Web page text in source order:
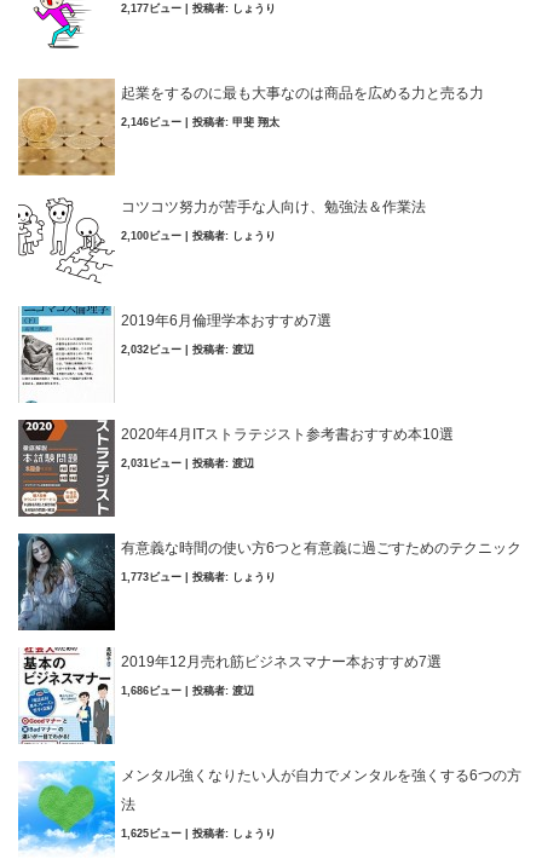
2,177ビュー 投稿者: しょうり
起業をするのに最も大事なのは商品を広める力と売る力
2,146ビュー 投稿者: 甲斐 翔太
コツコツ努力が苦手な人向け、勉強法＆作業法
2,100ビュー 投稿者: しょうり
2019年6月倫理学本おすすめ7選
2,032ビュー 投稿者: 渡辺
2020年4月ITストラテジスト参考書おすすめ本10選
2,031ビュー 投稿者: 渡辺
有意義な時間の使い方6つと有意義に過ごすためのテクニック
1,773ビュー 投稿者: しょうり
2019年12月売れ筋ビジネスマナー本おすすめ7選
1,686ビュー 投稿者: 渡辺
メンタル強くなりたい人が自力でメンタルを強くする6つの方
法
1,625ビュー 投稿者: しょうり